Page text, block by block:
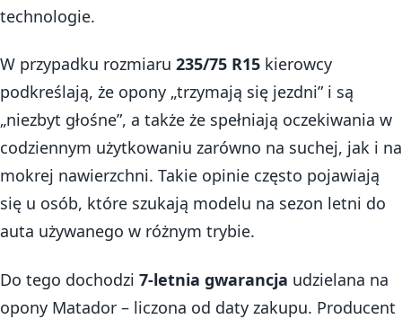
technologie.
W przypadku rozmiaru 235/75 R15 kierowcy
podkreślają, że opony „trzymają się jezdni” i są
„niezbyt głośne”, a także że spełniają oczekiwania w
codziennym użytkowaniu zarówno na suchej, jak i na
mokrej nawierzchni. Takie opinie często pojawiają
się u osób, które szukają modelu na sezon letni do
auta używanego w różnym trybie.
Do tego dochodzi 7-letnia gwarancja udzielana na
opony Matador – liczona od daty zakupu. Producent